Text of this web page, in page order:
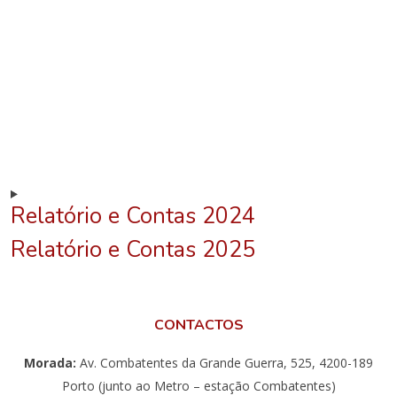
Relatório e Contas 2024
Relatório e Contas 2025
CONTACTOS
Morada: Av. Combatentes da Grande Guerra, 525, 4200-189
Porto (junto ao Metro – estação Combatentes)